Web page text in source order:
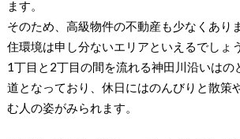
ます。
そのため、高級物件の不動産も少なくあり
住環境は申し分ないエリアといえるでしょう
1丁目と2丁目の間を流れる神田川沿いはの
道となっており、休日にはのんびりと散策
む人の姿がみられます。